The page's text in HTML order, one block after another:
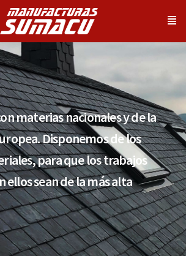
materias nacionales y de la
Disponemos de los
para que los trabajos
ellos sean de la más alta